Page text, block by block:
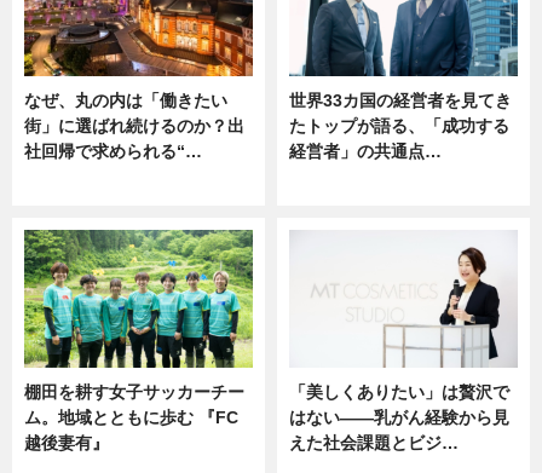
なぜ、丸の内は「働きたい
街」に選ばれ続けるのか？出
社回帰で求められる“…
世界33カ国の経営者を見てき
たトップが語る、「成功する
経営者」の共通点…
棚田を耕す女子サッカーチー
ム。地域とともに歩む 『FC
越後妻有』
「美しくありたい」は贅沢で
はない――乳がん経験から見
えた社会課題とビジ…